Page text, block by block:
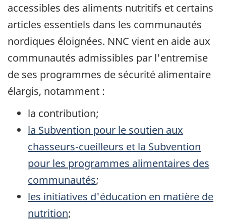
accessibles des aliments nutritifs et certains
articles essentiels dans les communautés
nordiques éloignées. NNC vient en aide aux
communautés admissibles par l'entremise
de ses programmes de sécurité alimentaire
élargis, notamment :
la contribution;
la Subvention pour le soutien aux
chasseurs-cueilleurs et la Subvention
pour les programmes alimentaires des
communautés;
les initiatives d'éducation en matière de
nutrition;